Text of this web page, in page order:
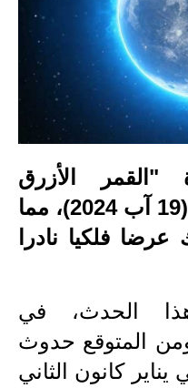
العراق
الاخبار السياسية
الاخبار الامنية
الاخبار الرياضية
نتائج الامتحانات
المرحلة الابتدائية
"القمر الأزرق
العملاق"، اليوم الاثنين (19 آب 2024)، مما
فلكيا نادرا
الحدث، في
آب 2023، ومن المتوقع حدوث
كانون الثاني